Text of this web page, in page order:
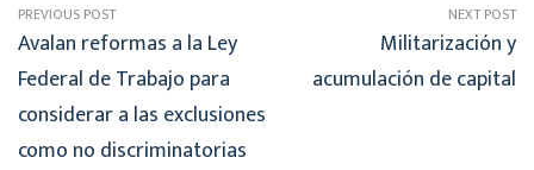
PREVIOUS POST
Avalan reformas a la Ley
Federal de Trabajo para
considerar a las exclusiones
como no discriminatorias
NEXT POST
Militarización y
acumulación de capital